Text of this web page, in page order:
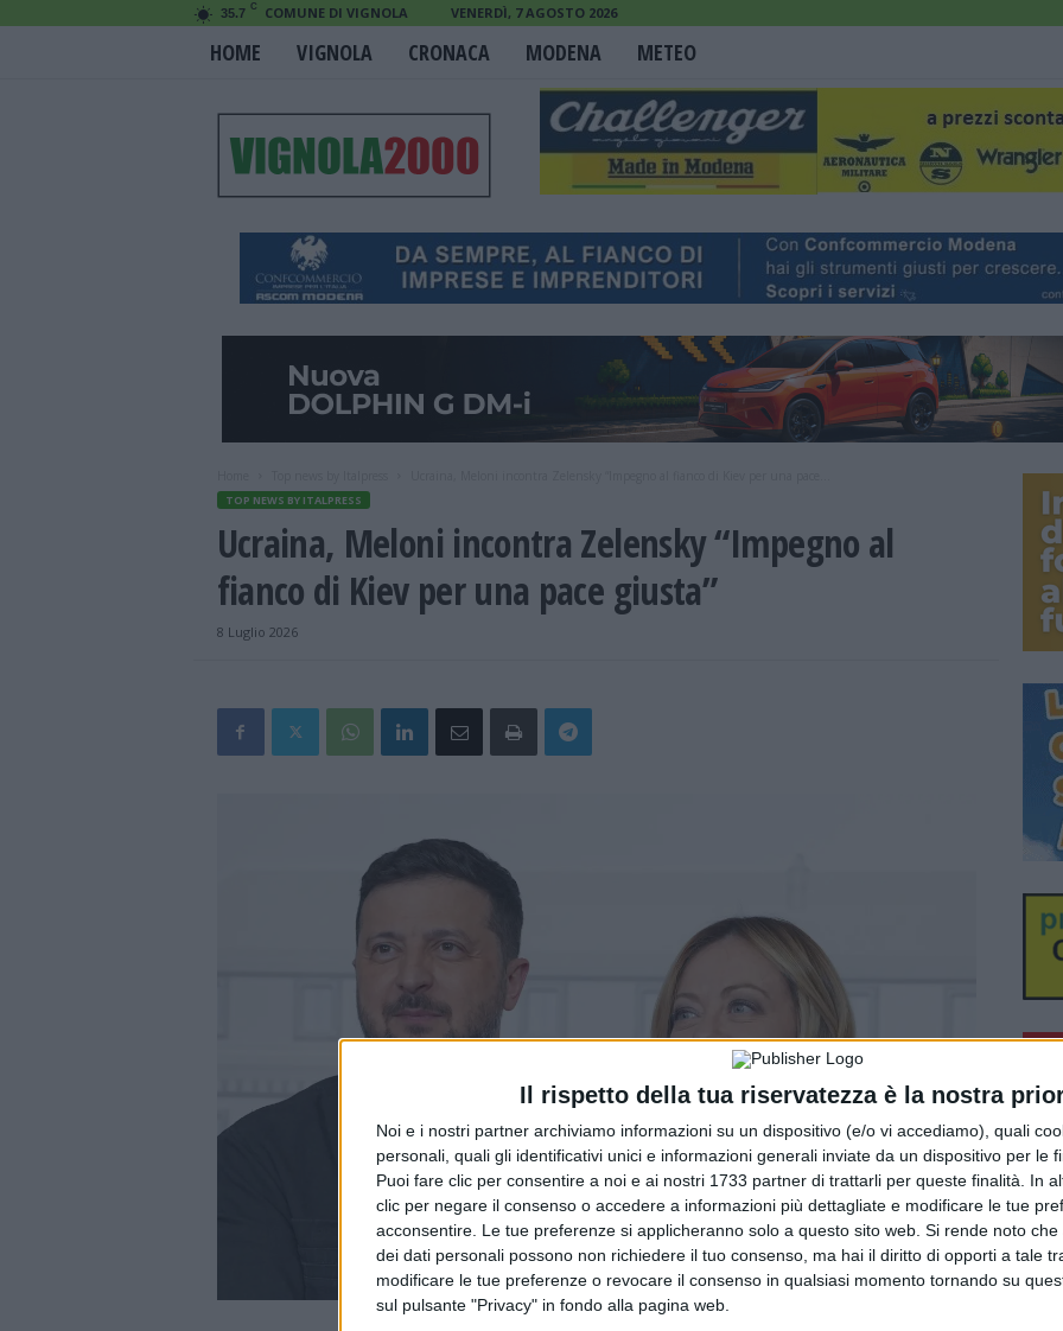
Il rispetto della tua riservatezza è la nostra
Noi e i nostri partner archiviamo informazioni su un dispositivo (e/o vi accediamo), quali
personali, quali gli identificativi unici e informazioni generali inviate da un dispositivo per le
Puoi fare clic per consentire a noi e ai nostri 1733 partner di trattarli per queste finalità. In
clic per negare il consenso o accedere a informazioni più dettagliate e modificare le tue
acconsentire. Le tue preferenze si applicheranno solo a questo sito web. Si rende noto
dei dati personali possono non richiedere il tuo consenso, ma hai il diritto di opporti a tale
modificare le tue preferenze o revocare il consenso in qualsiasi momento tornando su
sul pulsante "Privacy" in fondo alla pagina web.
35.7 C COMUNE DI VIGNOLA VENERDÌ, 7 AGOSTO 2026
HOME VIGNOLA CRONACA MODENA METEO
TOP NEWS BY ITALPRESS
Ucraina, Meloni incontra Zelensky “Impegno al
fianco di Kiev per una pace giusta”
8 Luglio 2026